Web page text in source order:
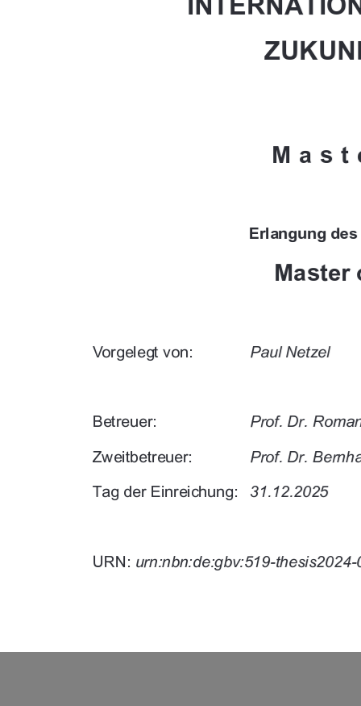



	
	
%$'
 " "
"

 %"&	